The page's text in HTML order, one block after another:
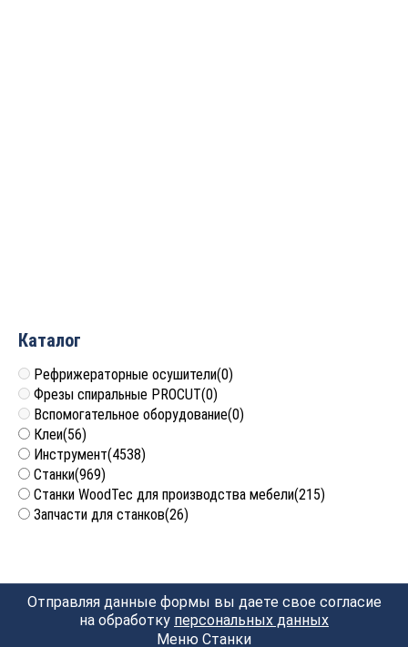
Каталог
Рефрижераторные осушители(0)
Фрезы спиральные PROCUT(0)
Вспомогательное оборудование(0)
Клеи(56)
Инструмент(4538)
Станки(969)
Станки WoodTec для производства мебели(215)
Запчасти для станков(26)
Отправляя данные формы вы даете свое согласие
на обработку персональных данных
Меню Станки